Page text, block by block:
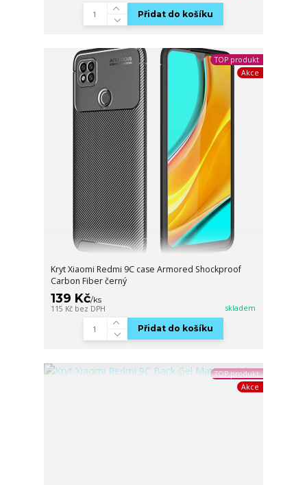
Přidat do košíku
TOP produkt
Akce
Kryt Xiaomi Redmi 9C case Armored Shockproof
Carbon Fiber černý
139 Kč/ks
115 Kč bez DPH skladem
Přidat do košíku
TOP produkt
Akce